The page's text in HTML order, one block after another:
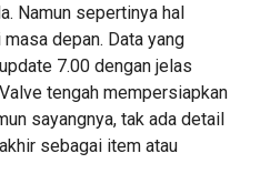
Namun sepertinya hal
depan. Data yang
7.00 dengan jelas
tengah mempersiapkan
sayangnya, tak ada detail
sebagai item atau